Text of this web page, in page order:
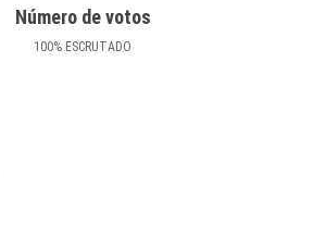
Número de votos
100% ESCRUTADO